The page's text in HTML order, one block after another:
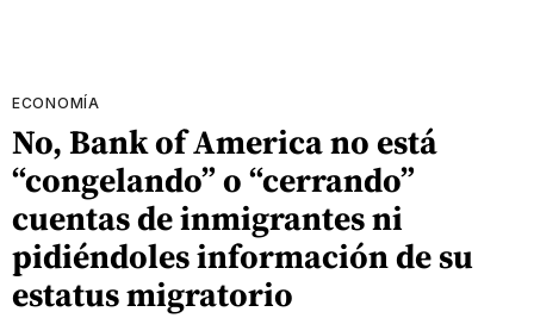
ECONOMÍA
No, Bank of America no está
“congelando” o “cerrando”
cuentas de inmigrantes ni
pidiéndoles información de su
estatus migratorio